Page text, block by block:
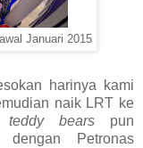
Januari 2015
harinya kami
naik LRT ke
teddy bears pun
Petronas